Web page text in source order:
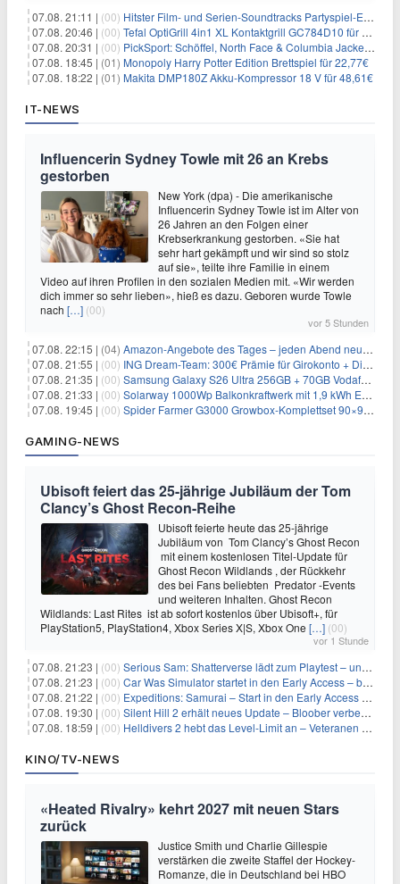
07.08. 21:11 | (00) Hitster Film- und Serien-Soundtracks Partyspiel-Erweiterung für 6,99€
07.08. 20:46 | (00) Tefal OptiGrill 4in1 XL Kontaktgrill GC784D10 für 239,99€
07.08. 20:31 | (00) PickSport: Schöffel, North Face & Columbia Jacken ab 39,60€
07.08. 18:45 | (01) Monopoly Harry Potter Edition Brettspiel für 22,77€
07.08. 18:22 | (01) Makita DMP180Z Akku-Kompressor 18 V für 48,61€
IT-NEWS
Influencerin Sydney Towle mit 26 an Krebs
gestorben
New York (dpa) - Die amerikanische
Influencerin Sydney Towle ist im Alter von
26 Jahren an den Folgen einer
Krebserkrankung gestorben. «Sie hat
sehr hart gekämpft und wir sind so stolz
auf sie», teilte ihre Familie in einem
Video auf ihren Profilen in den sozialen Medien mit. «Wir werden
dich immer so sehr lieben», hieß es dazu. Geboren wurde Towle
nach […] (00)
vor 5 Stunden
07.08. 22:15 | (04) Amazon-Angebote des Tages – jeden Abend neue Deals zum Stöbern
07.08. 21:55 | (00) ING Dream-Team: 300€ Prämie für Girokonto + Direkt-Depot
07.08. 21:35 | (00) Samsung Galaxy S26 Ultra 256GB + 70GB Vodafone-Netz für 34,99€/Monat (effektiv 4,74€/Monat)
07.08. 21:33 | (00) Solarway 1000Wp Balkonkraftwerk mit 1,9 kWh EcoFlow-Speicher für 719€ + 30€ Filial-Gutschein
07.08. 19:45 | (00) Spider Farmer G3000 Growbox-Komplettset 90×90×180 cm für 379,99€
GAMING-NEWS
Ubisoft feiert das 25-jährige Jubiläum der Tom
Clancy’s Ghost Recon-Reihe
Ubisoft feierte heute das 25-jährige
Jubiläum von Tom Clancy’s Ghost Recon
mit einem kostenlosen Titel-Update für
Ghost Recon Wildlands , der Rückkehr
des bei Fans beliebten Predator -Events
und weiteren Inhalten. Ghost Recon
Wildlands: Last Rites ist ab sofort kostenlos über Ubisoft+, für
PlayStation5, PlayStation4, Xbox Series X|S, Xbox One […] (00)
vor 1 Stunde
07.08. 21:23 | (00) Serious Sam: Shatterverse lädt zum Playtest – und erscheint schon bald!
07.08. 21:23 | (00) Car Was Simulator startet in den Early Access – bald gehts los!
07.08. 21:22 | (00) Expeditions: Samurai – Start in den Early Access ab heute im feudalen Japan
07.08. 19:30 | (00) Silent Hill 2 erhält neues Update – Bloober verbessert Grafik und Performance
07.08. 18:59 | (00) Helldivers 2 hebt das Level-Limit an – Veteranen können endlich weiter aufsteigen
KINO/TV-NEWS
«Heated Rivalry» kehrt 2027 mit neuen Stars
zurück
Justice Smith und Charlie Gillespie
verstärken die zweite Staffel der Hockey-
Romanze, die in Deutschland bei HBO